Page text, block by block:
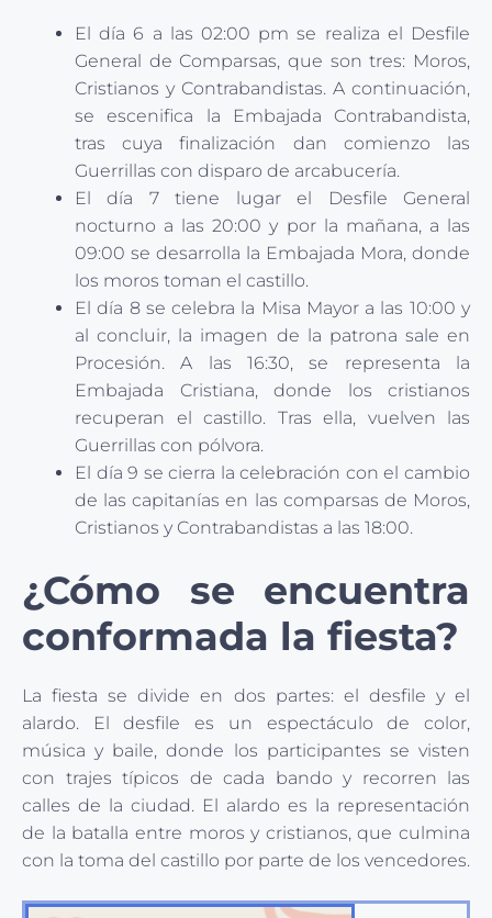
El día 6 a las 02:00 pm se realiza el Desfile
General de Comparsas, que son tres: Moros,
Cristianos y Contrabandistas. A continuación,
se escenifica la Embajada Contrabandista,
tras cuya finalización dan comienzo las
Guerrillas con disparo de arcabucería.
El día 7 tiene lugar el Desfile General
nocturno a las 20:00 y por la mañana, a las
09:00 se desarrolla la Embajada Mora, donde
los moros toman el castillo.
El día 8 se celebra la Misa Mayor a las 10:00 y
al concluir, la imagen de la patrona sale en
Procesión. A las 16:30, se representa la
Embajada Cristiana, donde los cristianos
recuperan el castillo. Tras ella, vuelven las
Guerrillas con pólvora.
El día 9 se cierra la celebración con el cambio
de las capitanías en las comparsas de Moros,
Cristianos y Contrabandistas a las 18:00.
¿Cómo se encuentra
conformada la fiesta?
La fiesta se divide en dos partes: el desfile y el
alardo. El desfile es un espectáculo de color,
música y baile, donde los participantes se visten
con trajes típicos de cada bando y recorren las
calles de la ciudad. El alardo es la representación
de la batalla entre moros y cristianos, que culmina
con la toma del castillo por parte de los vencedores.